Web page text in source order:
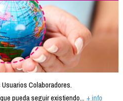
Colaboradores.
pueda seguir existiendo... + info